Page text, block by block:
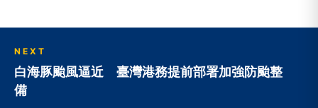
NEXT
白海豚颱風逼近 臺灣港務提前部署加強防颱整
備